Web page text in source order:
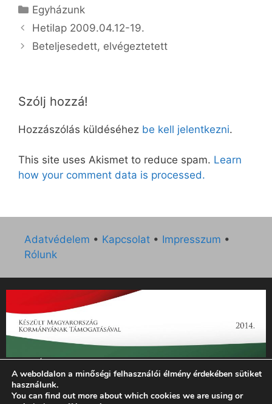
Kategória
Egyházunk
Hetilap 2009.04.12-19.
Beteljesedett, elvégeztetett
Szólj hozzá!
Hozzászólás küldéséhez be kell jelentkezni.
This site uses Akismet to reduce spam. Learn
how your comment data is processed.
Adatvédelem • Kapcsolat • Impresszum •
Rólunk
„Az Új Ember katolikus hetilap 2014. évi működésének
támogatását az EGYH-KCP-14-P-0121 sz. támogatási
szerződés keretében 3 000 000 Ft összegben támogatta az
A weboldalon a minőségi felhasználói élmény érdekében sütiket
használunk.
You can find out more about which cookies we are using or